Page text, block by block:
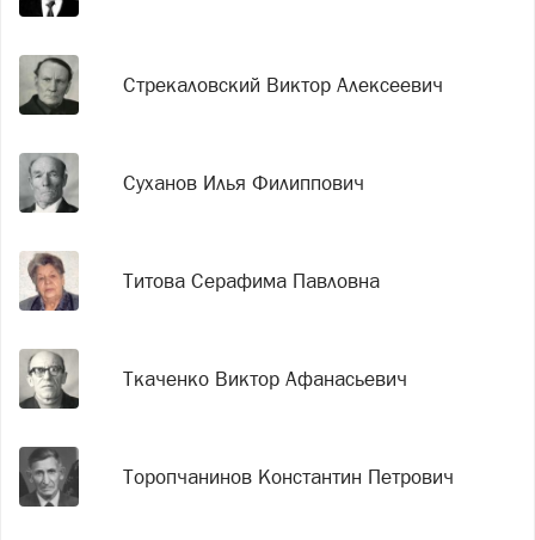
Стрекаловский Виктор Алексеевич
Суханов Илья Филиппович
Титова Серафима Павловна
Ткаченко Виктор Афанасьевич
Торопчанинов Константин Петрович